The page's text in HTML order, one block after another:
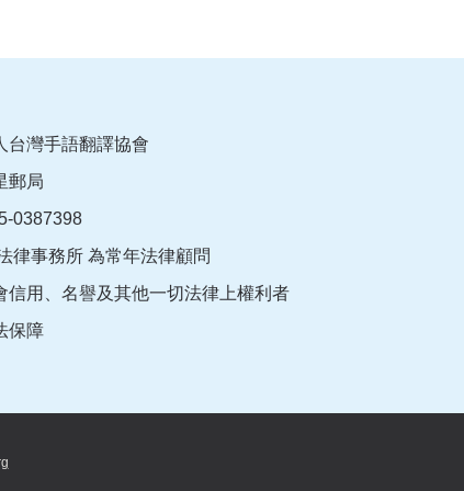
台灣手語翻譯協會
郵局
0387398
律事務所 為常年法律顧問
信用、名譽及其他一切法律上權利者
保障